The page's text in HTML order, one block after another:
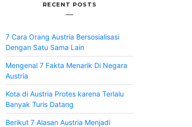
RECENT POSTS
7 Cara Orang Austria Bersosialisasi
Dengan Satu Sama Lain
Mengenal 7 Fakta Menarik Di Negara
Austria
Kota di Austria Protes karena Terlalu
Banyak Turis Datang
Berikut 7 Alasan Austria Menjadi